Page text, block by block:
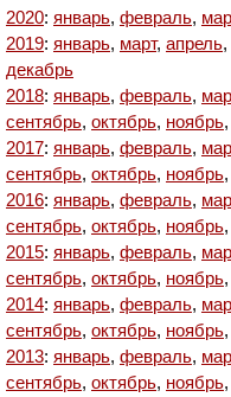
2020: январь, февраль,
2019: январь, март, апрель,
декабрь
2018: январь, февраль,
сентябрь, октябрь, ноябрь
2017: январь, февраль,
сентябрь, октябрь, ноябрь
2016: январь, февраль,
сентябрь, октябрь, ноябрь
2015: январь, февраль,
сентябрь, октябрь, ноябрь
2014: январь, февраль,
сентябрь, октябрь, ноябрь
2013: январь, февраль,
сентябрь, октябрь, ноябрь